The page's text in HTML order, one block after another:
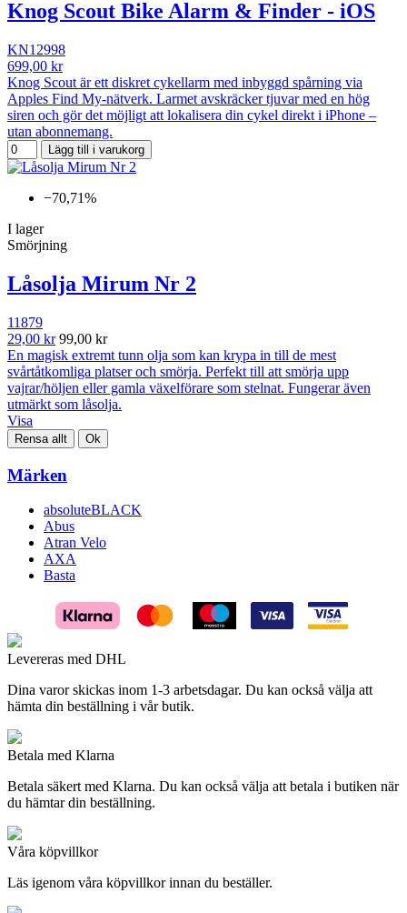
Knog Scout Bike Alarm & Finder - iOS
KN12998
699,00 kr
Knog Scout är ett diskret cykellarm med inbyggd spårning via
Apples Find My-nätverk. Larmet avskräcker tjuvar med en hög
siren och gör det möjligt att lokalisera din cykel direkt i iPhone –
utan abonnemang.
Lägg till i varukorg
−70,71%
I lager
Smörjning
Låsolja Mirum Nr 2
11879
29,00 kr 99,00 kr
En magisk extremt tunn olja som kan krypa in till de mest
svårtåtkomliga platser och smörja. Perfekt till att smörja upp
vajrar/höljen eller gamla växelförare som stelnat. Fungerar även
utmärkt som låsolja.
Visa
Rensa allt Ok
Märken
absoluteBLACK
Abus
Atran Velo
AXA
Basta
Levereras med DHL
Dina varor skickas inom 1-3 arbetsdagar. Du kan också välja att
hämta din beställning i vår butik.
Betala med Klarna
Betala säkert med Klarna. Du kan också välja att betala i butiken när
du hämtar din beställning.
Våra köpvillkor
Läs igenom våra köpvillkor innan du beställer.